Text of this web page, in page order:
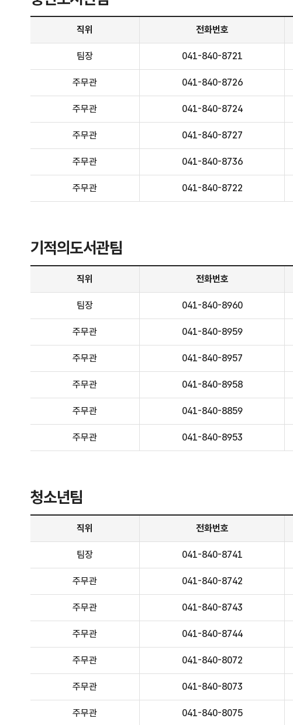
웅진도서관팀 - 직위, 전화번호, 담당업무 정보제공
직위
전화번호
팀장 041-840-8721
주무관 041-840-8726
주무관 041-840-8724
주무관 041-840-8727
주무관 041-840-8736
주무관 041-840-8722
기적의도서관팀
기적의도서관팀 - 직위, 전화번호, 담당업무 정보제공
직위
전화번호
팀장 041-840-8960
주무관 041-840-8959
주무관 041-840-8957
주무관 041-840-8958
주무관 041-840-8859
주무관 041-840-8953
청소년팀
청소년팀 - 직위, 전화번호, 담당업무 정보제공
직위
전화번호
팀장 041-840-8741
주무관 041-840-8742
주무관 041-840-8743
주무관 041-840-8744
주무관 041-840-8072
주무관 041-840-8073
주무관 041-840-8075